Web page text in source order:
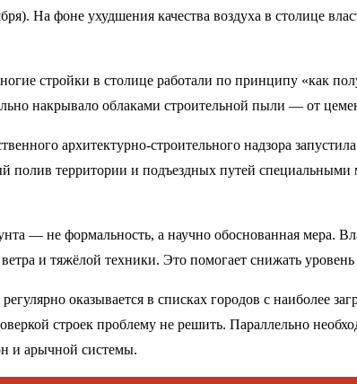
На фоне ухудшения качества воздуха в столице
стройки в столице работали по принципу «как
накрывало облаками строительной пыли — от
архитектурно-строительного надзора
полив территории и подъездных путей
— не формальность, а научно обоснованная мера.
и тяжёлой техники. Это помогает снижать
оказывается в списках городов с наиболее
строек проблему не решить. Параллельно
и арычной системы.